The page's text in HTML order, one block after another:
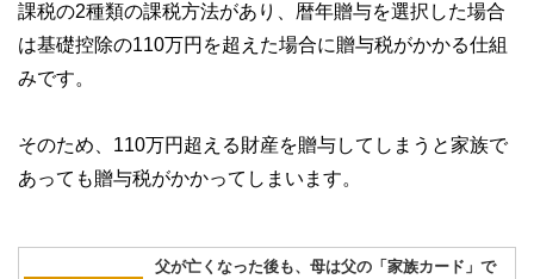
私たちは、快適でより良い生活のアイデアを提供するお金の
コンシェルジュを目指します。
課税の2種類の課税方法があり、暦年贈与を選択した場合
は基礎控除の110万円を超えた場合に贈与税がかかる仕組
みです。
そのため、110万円超える財産を贈与してしまうと家族で
あっても贈与税がかかってしまいます。
父が亡くなった後も、母は父の「家族カード」で